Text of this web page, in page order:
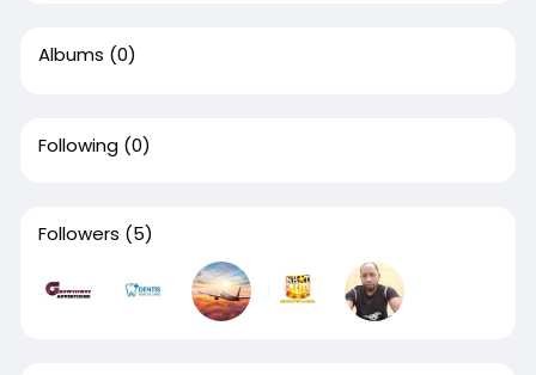
Albums (0)
Following (0)
Followers (5)